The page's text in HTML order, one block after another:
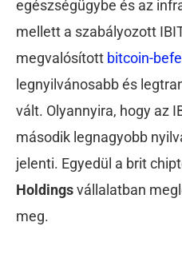
egészségügybe és az
mellett a szabályozott
megvalósított bitcoin-
legnyilvánosabb és
vált. Olyannyira, hogy az
második legnagyobb
jelenti. Egyedül a brit
Holdingsvállalatban
meg.